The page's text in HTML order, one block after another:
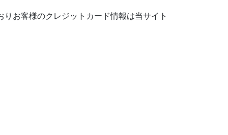
お客様のクレジットカード情報は当サイト